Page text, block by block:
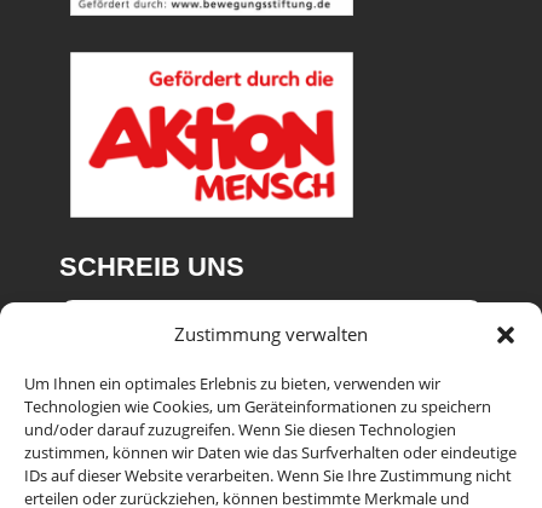
Zustimmung verwalten
Um Ihnen ein optimales Erlebnis zu bieten, verwenden wir
Technologien wie Cookies, um Geräteinformationen zu speichern
und/oder darauf zuzugreifen. Wenn Sie diesen Technologien
zustimmen, können wir Daten wie das Surfverhalten oder eindeutige
IDs auf dieser Website verarbeiten. Wenn Sie Ihre Zustimmung nicht
erteilen oder zurückziehen, können bestimmte Merkmale und
SCHREIB UNS